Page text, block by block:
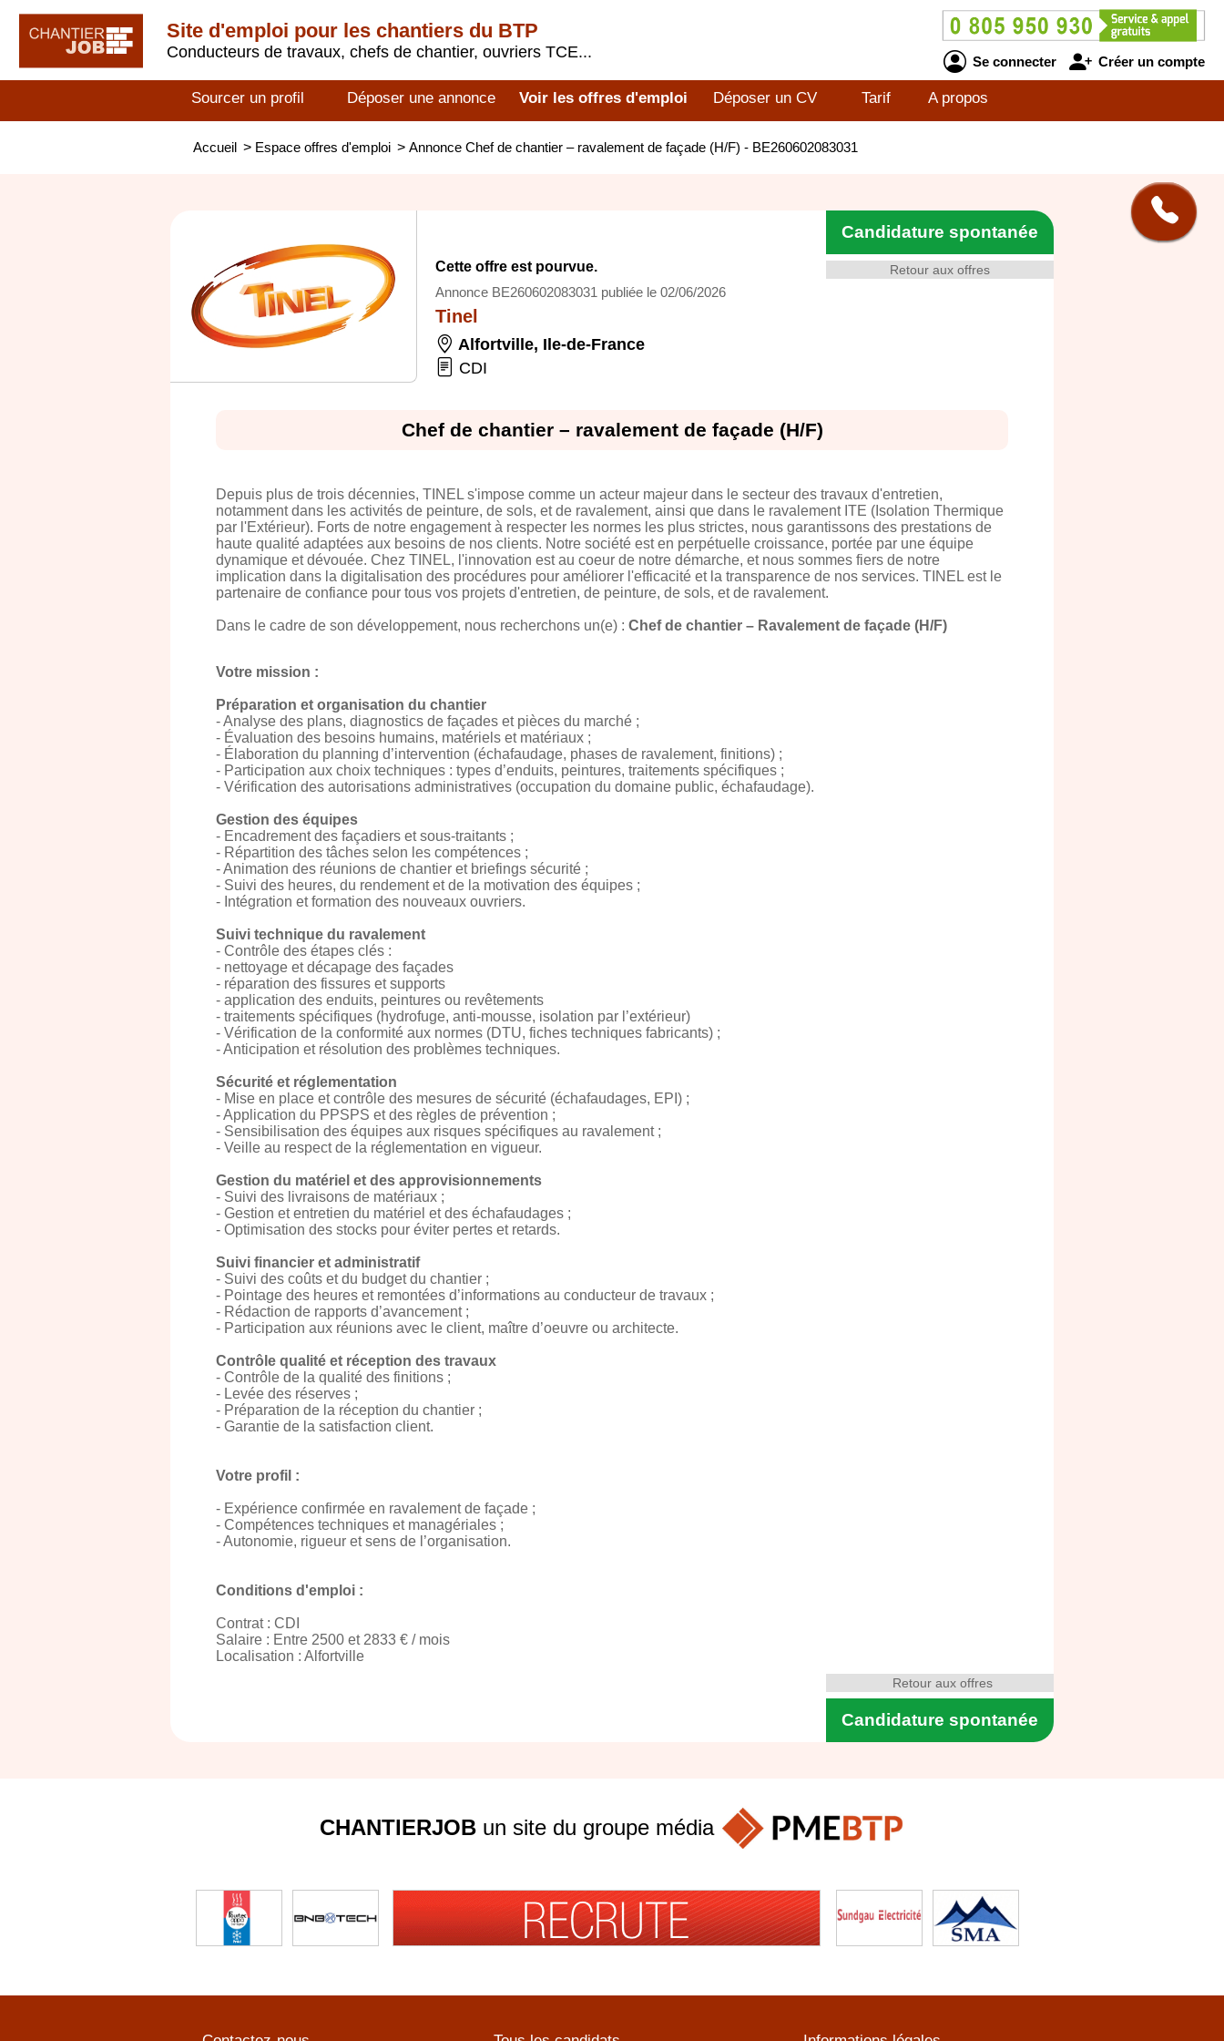
Site d'emploi pour les chantiers du BTP
Conducteurs de travaux, chefs de chantier, ouvriers TCE...
Se connecter Créer un compte
Sourcer un profil Déposer une annonce Voir les offres d'emploi Déposer un CV Tarif A propos
Accueil > Espace offres d'emploi > Annonce Chef de chantier – ravalement de façade (H/F) - BE260602083031
Retour aux offres
Candidature spontanée
Cette offre est pourvue.
Annonce BE260602083031 publiée le 02/06/2026
Tinel
Alfortville, Ile-de-France
CDI
Chef de chantier – ravalement de façade (H/F)
Depuis plus de trois décennies, TINEL s'impose comme un acteur majeur dans le secteur des travaux d'entretien,
notamment dans les activités de peinture, de sols, et de ravalement, ainsi que dans le ravalement ITE (Isolation Thermique
par l'Extérieur). Forts de notre engagement à respecter les normes les plus strictes, nous garantissons des prestations de
haute qualité adaptées aux besoins de nos clients. Notre société est en perpétuelle croissance, portée par une équipe
dynamique et dévouée. Chez TINEL, l'innovation est au coeur de notre démarche, et nous sommes fiers de notre
implication dans la digitalisation des procédures pour améliorer l'efficacité et la transparence de nos services. TINEL est le
partenaire de confiance pour tous vos projets d'entretien, de peinture, de sols, et de ravalement.
Dans le cadre de son développement, nous recherchons un(e) : Chef de chantier – Ravalement de façade (H/F)
Votre mission :
Préparation et organisation du chantier
- Analyse des plans, diagnostics de façades et pièces du marché ;
- Évaluation des besoins humains, matériels et matériaux ;
- Élaboration du planning d’intervention (échafaudage, phases de ravalement, finitions) ;
- Participation aux choix techniques : types d’enduits, peintures, traitements spécifiques ;
- Vérification des autorisations administratives (occupation du domaine public, échafaudage).
Gestion des équipes
- Encadrement des façadiers et sous-traitants ;
- Répartition des tâches selon les compétences ;
- Animation des réunions de chantier et briefings sécurité ;
- Suivi des heures, du rendement et de la motivation des équipes ;
- Intégration et formation des nouveaux ouvriers.
Suivi technique du ravalement
- Contrôle des étapes clés :
- nettoyage et décapage des façades
- réparation des fissures et supports
- application des enduits, peintures ou revêtements
- traitements spécifiques (hydrofuge, anti-mousse, isolation par l’extérieur)
- Vérification de la conformité aux normes (DTU, fiches techniques fabricants) ;
- Anticipation et résolution des problèmes techniques.
Sécurité et réglementation
- Mise en place et contrôle des mesures de sécurité (échafaudages, EPI) ;
- Application du PPSPS et des règles de prévention ;
- Sensibilisation des équipes aux risques spécifiques au ravalement ;
- Veille au respect de la réglementation en vigueur.
Gestion du matériel et des approvisionnements
- Suivi des livraisons de matériaux ;
- Gestion et entretien du matériel et des échafaudages ;
- Optimisation des stocks pour éviter pertes et retards.
Suivi financier et administratif
- Suivi des coûts et du budget du chantier ;
- Pointage des heures et remontées d’informations au conducteur de travaux ;
- Rédaction de rapports d’avancement ;
- Participation aux réunions avec le client, maître d’oeuvre ou architecte.
Contrôle qualité et réception des travaux
- Contrôle de la qualité des finitions ;
- Levée des réserves ;
- Préparation de la réception du chantier ;
- Garantie de la satisfaction client.
Votre profil :
- Expérience confirmée en ravalement de façade ;
- Compétences techniques et managériales ;
- Autonomie, rigueur et sens de l’organisation.
Conditions d'emploi :
Contrat : CDI
Salaire : Entre 2500 et 2833 € / mois
Localisation : Alfortville
Candidature spontanée
Retour aux offres
CHANTIERJOBun site du groupe média